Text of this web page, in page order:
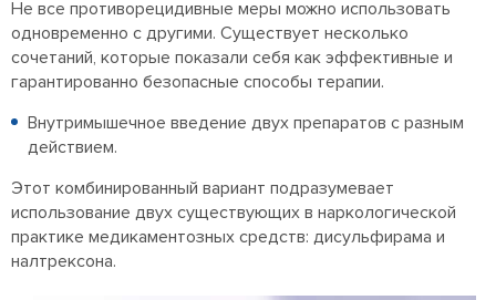
Не все противорецидивные меры можно использовать
одновременно с другими. Существует несколько
сочетаний, которые показали себя как эффективные и
гарантированно безопасные способы терапии.
Внутримышечное введение двух препаратов с разным
действием.
Этот комбинированный вариант подразумевает
использование двух существующих в наркологической
практике медикаментозных средств: дисульфирама и
налтрексона.